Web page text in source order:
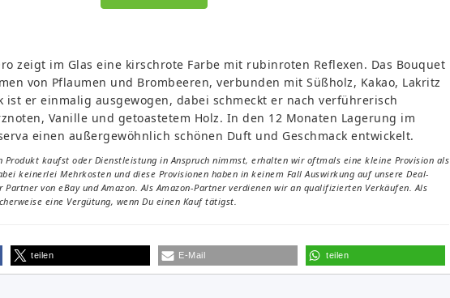
zeigt im Glas eine kirschrote Farbe mit rubinroten Reflexen. Das Bouquet
von Pflaumen und Brombeeren, verbunden mit Süßholz, Kakao, Lakritz
ist er einmalig ausgewogen, dabei schmeckt er nach verführerisch
Vanille und getoastetem Holz. In den 12 Monaten Lagerung im
einen außergewöhnlich schönen Duft und Geschmack entwickelt.
Produkt kaufst oder Dienstleistung in Anspruch nimmst, erhalten wir oftmals eine kleine Provision als
keinerlei Mehrkosten und diese Provisionen haben in keinem Fall Auswirkung auf unsere Deal-
von eBay und Amazon. Als Amazon-Partner verdienen wir an qualifizierten Verkäufen. Als
eine Vergütung, wenn Du einen Kauf tätigst.
teilen E-Mail teilen